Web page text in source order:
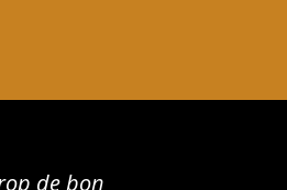
de bon